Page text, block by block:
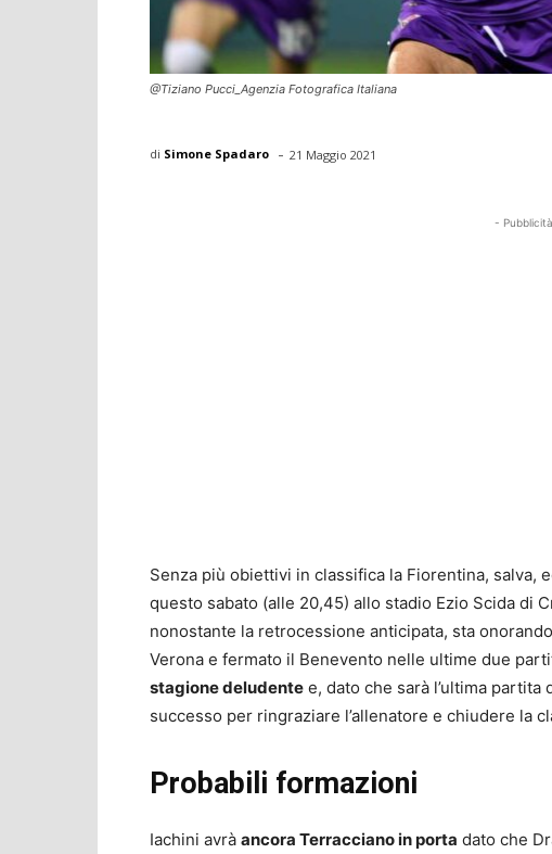
@Tiziano Pucci_Agenzia Fotografica Italiana
di Simone Spadaro - 21 Maggio 2021
-
Senza più obiettivi in classifica la Fiorentina, salva,
questo sabato (alle 20,45) allo stadio Ezio Scida di
nonostante la retrocessione anticipata, sta
Verona e fermato il Benevento nelle ultime due
stagione deludente e, dato che sarà l’ultima
successo per ringraziare l’allenatore e chiudere la
Probabili formazioni
Iachini avrà ancora Terracciano in porta dato che